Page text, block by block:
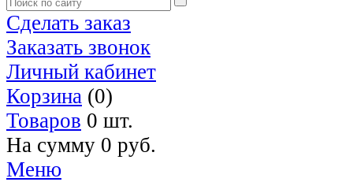
Сделать заказ
Заказать звонок
Личный кабинет
Корзина (0)
Товаров 0 шт.
На сумму 0 руб.
Меню